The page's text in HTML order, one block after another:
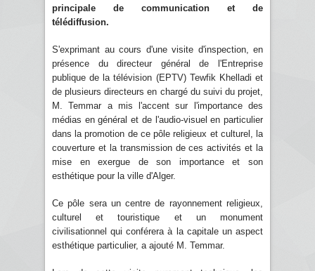
principale de communication et de
télédiffusion.
S'exprimant au cours d'une visite d'inspection, en
présence du directeur général de l'Entreprise
publique de la télévision (EPTV) Tewfik Khelladi et
de plusieurs directeurs en chargé du suivi du projet,
M. Temmar a mis l'accent sur l'importance des
médias en général et de l'audio-visuel en particulier
dans la promotion de ce pôle religieux et culturel, la
couverture et la transmission de ces activités et la
mise en exergue de son importance et son
esthétique pour la ville d'Alger.
Ce pôle sera un centre de rayonnement religieux,
culturel et touristique et un monument
civilisationnel qui conférera à la capitale un aspect
esthétique particulier, a ajouté M. Temmar.